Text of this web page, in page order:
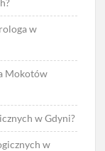
w
Mokotów
w Gdyni?
w